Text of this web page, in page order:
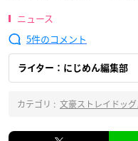
ニュース
5
ライター：にじめん編集部
カテゴリ : 文豪ストレイドッグ